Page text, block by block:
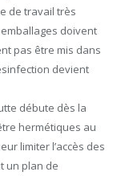
de travail très
doivent
pas être mis dans
devient
débute dès la
hermétiques au
limiter l’accès des
un plan de